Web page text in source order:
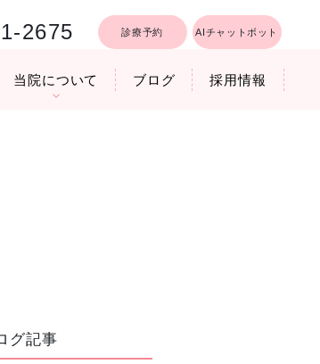
2675 診療予約 AIチャットボット
当院について ブログ 採用情報
グ記事